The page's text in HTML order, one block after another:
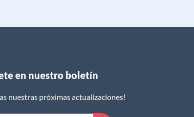
en nuestro boletín​
nuestras próximas actualizaciones!